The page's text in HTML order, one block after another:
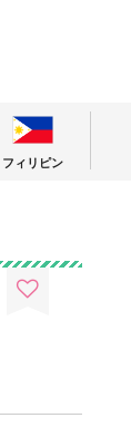
フィリピン